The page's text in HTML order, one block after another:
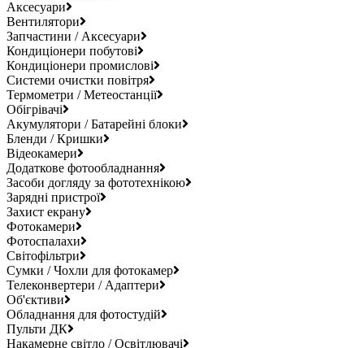
Аксесуари
Вентилятори
Запчастини / Аксесуари
Кондиціонери побутові
Кондиціонери промислові
Системи очистки повітря
Термометри / Метеостанції
Обігрівачі
Акумулятори / Батарейні блоки
Бленди / Кришки
Відеокамери
Додаткове фотообладнання
Засоби догляду за фототехнікою
Зарядні пристрої
Захист екрану
Фотокамери
Фотоспалахи
Світофільтри
Сумки / Чохли для фотокамер
Телеконвертери / Адаптери
Об'єктиви
Обладнання для фотостудій
Пульти ДК
Накамерне світло / Освітлювачі